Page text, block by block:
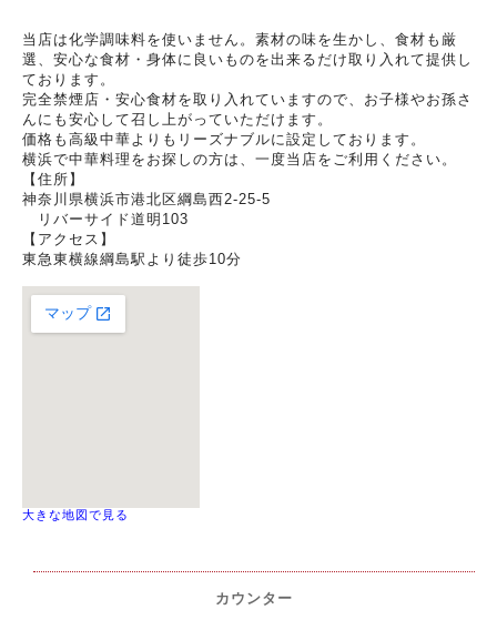
当店は化学調味料を使いません。素材の味を生かし、食材も厳
選、安心な食材・身体に良いものを出来るだけ取り入れて提供し
ております。
完全禁煙店・安心食材を取り入れていますので、お子様やお孫さ
んにも安心して召し上がっていただけます。
価格も高級中華よりもリーズナブルに設定しております。
横浜で中華料理をお探しの方は、一度当店をご利用ください。
【住所】
神奈川県横浜市港北区綱島西2-25-5
リバーサイド道明103
【アクセス】
東急東横線綱島駅より徒歩10分
大きな地図で見る
カウンター